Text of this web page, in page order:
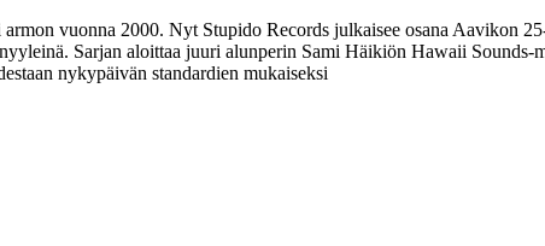
vuonna 2000. Nyt Stupido Records julkaisee osana Aavikon
Sarjan aloittaa juuri alunperin Sami Häikiön Hawaii
nykypäivän standardien mukaiseksi